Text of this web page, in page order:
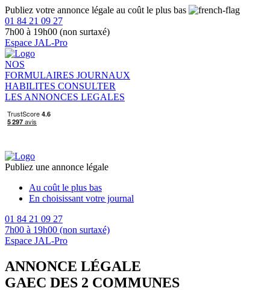
Publiez votre annonce légale au coût le plus bas
01 84 21 09 27
7h00 à 19h00 (non surtaxé)
Espace JAL-Pro
NOS
FORMULAIRES JOURNAUX
HABILITES CONSULTER
LES ANNONCES LEGALES
Publiez une annonce légale
Au coût le plus bas
En choisissant votre journal
01 84 21 09 27
7h00 à 19h00 (non surtaxé)
Espace JAL-Pro
ANNONCE LÉGALE
GAEC DES 2 COMMUNES